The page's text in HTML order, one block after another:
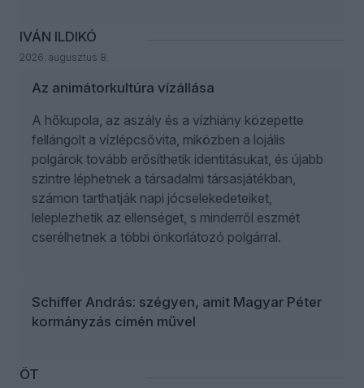
IVÁN ILDIKÓ
2026. augusztus 8.
Az animátorkultúra vízállása
A hőkupola, az aszály és a vízhiány közepette
fellángolt a vízlépcsővita, miközben a lojális
polgárok tovább erősíthetik identitásukat, és újabb
szintre léphetnek a társadalmi társasjátékban,
számon tarthatják napi jócselekedeteiket,
leleplezhetik az ellenséget, s minderről eszmét
cserélhetnek a többi önkorlátozó polgárral.
Schiffer András: szégyen, amit Magyar Péter
kormányzás címén művel
ÖT